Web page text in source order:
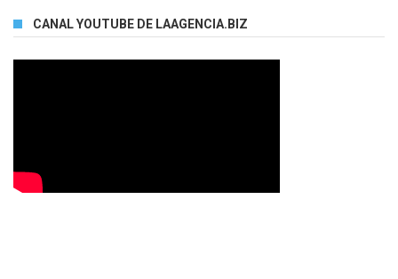
CANAL YOUTUBE DE LAAGENCIA.BIZ